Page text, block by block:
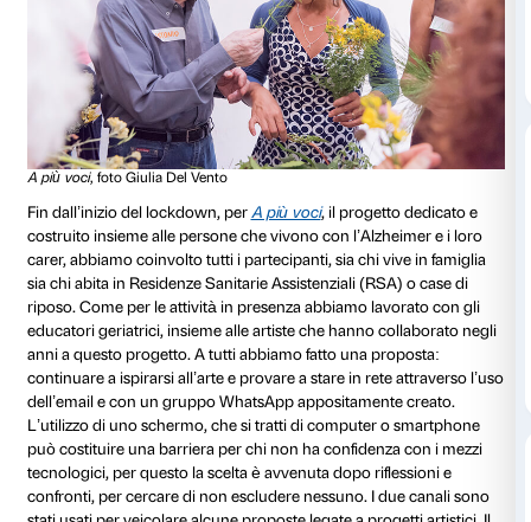
alla chiusura temporanea dei nostri spazi. E proprio
tra le nostre iniziative, abbiamo lavorato anche per
raggiungere chi è maggiormente colpito dalla
che normalmente partecipa ai nostri progetti di
particolare attraverso una ridefinizione “a distanza”
progetti dedicati a persone con Alzheimer e con
iniziative sono state ripensate per impedire che la
distanza fisica che dobbiamo tenere in questo
traduca in isolamento, contro il rischio che il
parliamo quotidianamente diventi esclusione sociale.